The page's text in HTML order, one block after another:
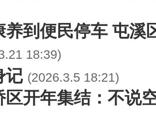
养到便民停车 屯溪
18:39)
记 (2026.3.5 18:21)
区开年集结：不说